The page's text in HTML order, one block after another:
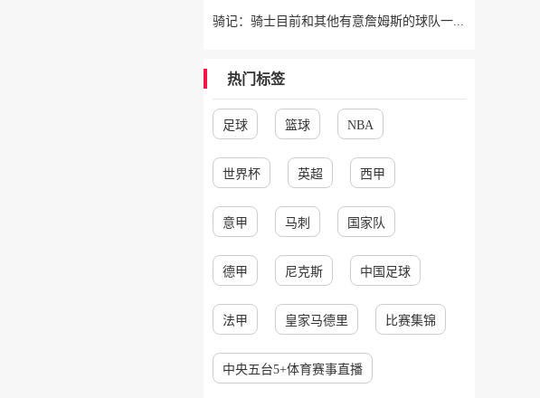
骑记：骑士目前和其他有意詹姆斯的球队一样 都在静候老詹的决定
热门标签
足球 篮球 NBA
世界杯 英超 西甲
意甲 马刺 国家队
德甲 尼克斯 中国足球
法甲 皇家马德里 比赛集锦
中央五台5+体育赛事直播